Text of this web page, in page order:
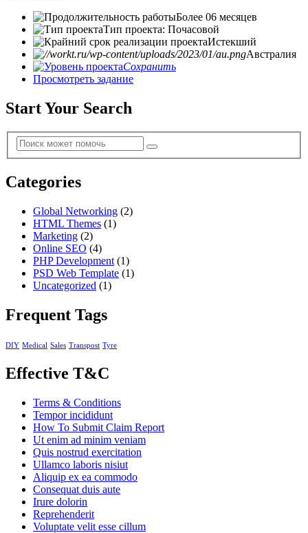
Более 06 месяцев
Тип проекта: Почасовой
Истекший
Австралия
Сохранить
Просмотреть задание
Start Your Search
Categories
Global Networking (2)
HTML Themes (1)
Marketing (2)
Online SEO (4)
PHP Development (1)
PSD Web Template (1)
Uncategorized (1)
Frequent Tags
DIY Medical Sales Transpost Tyre
Effective T&C
Terms & Conditions
Tempor incididunt
How To Submit Claim Report
Ut enim ad minim veniam
Quis nostrud exercitation
Ullamco laboris nisiut
Aliquip ex ea commodo
Consequat duis aute
Irure dolorin
Reprehenderit
Voluptate velit esse cillum